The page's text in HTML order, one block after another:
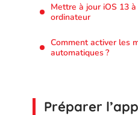
Mettre à jour iOS 13 à
ordinateur
Comment activer les
automatiques ?
Préparer